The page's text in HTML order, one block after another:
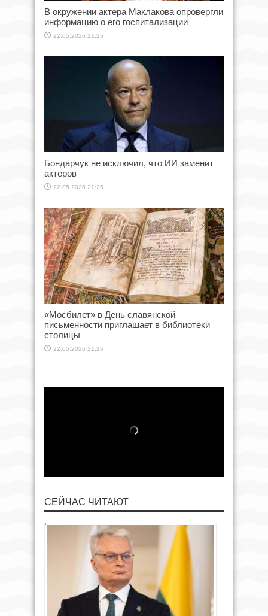
В окружении актера Маклакова опровергли
информацию о его госпитализации
22.05.2026 21:25
Бондарчук не исключил, что ИИ заменит
актеров
22.05.2026 21:25
«Мосбилет» в День славянской
письменности приглашает в библиотеки
столицы
22.05.2026 21:25
СЕЙЧАС ЧИТАЮТ